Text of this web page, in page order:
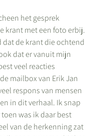
het gesprek
krant met een foto erbij.
dat de krant die ochtend
dat er vanuit mijn
veel reacties
mailbox van Erik Jan
respons van mensen
in dit verhaal. Ik snap
was ik daar best
van de herkenning zat